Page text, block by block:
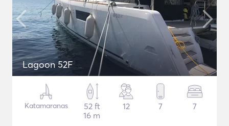
Lagoon 52F
Katamaranas
52 ft
16 m
12 7 7